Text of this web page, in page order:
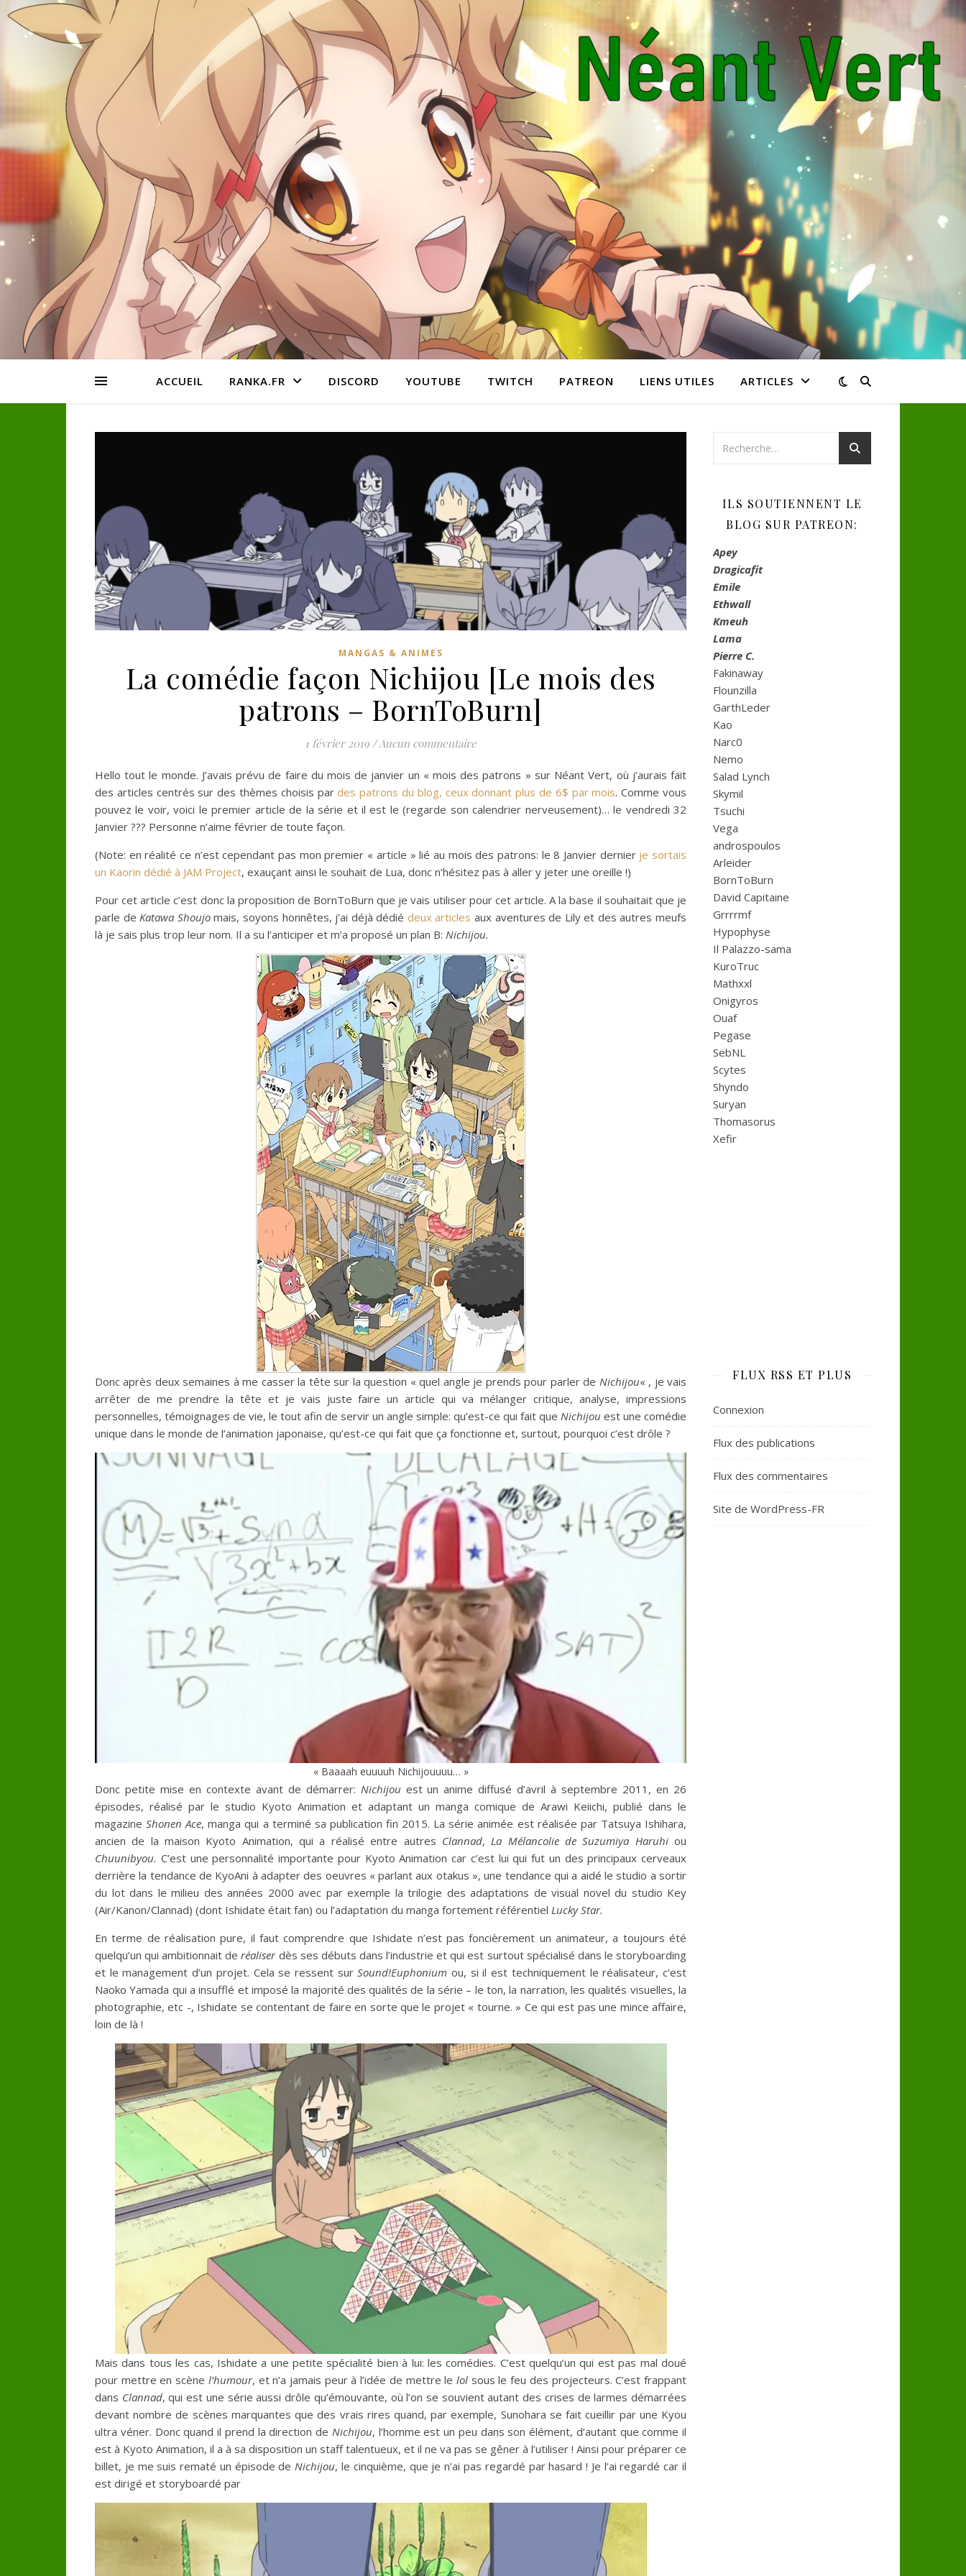
ACCUEIL RANKA.FR DISCORD YOUTUBE TWITCH PATREON LIENS UTILES ARTICLES
MANGAS & ANIMES
La comédie façon Nichijou [Le mois des
patrons – BornToBurn]
1 février 2019 / Aucun commentaire
Hello tout le monde. J’avais prévu de faire du mois de janvier un « mois des patrons » sur Néant Vert, où j’aurais fait
des articles centrés sur des thèmes choisis pardes patrons du blog, ceux donnant plus de 6$ par mois. Comme vous
pouvez le voir, voici le premier article de la série et il est le (regarde son calendrier nerveusement)… le vendredi 32
Janvier ??? Personne n’aime février de toute façon.
(Note: en réalité ce n’est cependant pas mon premier « article » lié au mois des patrons: le 8 Janvier dernier je sortais
un Kaorin dédié à JAM Project, exauçant ainsi le souhait de Lua, donc n’hésitez pas à aller y jeter une oreille !)
Pour cet article c’est donc la proposition de BornToBurn que je vais utiliser pour cet article. A la base il souhaitait que je
parle de Katawa Shoujomais, soyons honnêtes, j’ai déjà dédié deux articles aux aventures de Lily et des autres meufs
là je sais plus trop leur nom. Il a su l’anticiper et m’a proposé un plan B: Nichijou.
Donc après deux semaines à me casser la tête sur la question « quel angle je prends pour parler de Nichijou« , je vais
arrêter de me prendre la tête et je vais juste faire un article qui va mélanger critique, analyse, impressions
personnelles, témoignages de vie, le tout afin de servir un angle simple: qu’est-ce qui fait que Nichijou est une comédie
unique dans le monde de l’animation japonaise, qu’est-ce qui fait que ça fonctionne et, surtout, pourquoi c’est drôle ?
« Baaaah euuuuh Nichijouuuu… »
Donc petite mise en contexte avant de démarrer: Nichijou est un anime diffusé d’avril à septembre 2011, en 26
épisodes, réalisé par le studio Kyoto Animation et adaptant un manga comique de Arawi Keiichi, publié dans le
magazineShonen Ace, manga qui a terminé sa publication fin 2015. La série animée est réalisée par Tatsuya Ishihara,
ancien de la maison Kyoto Animation, qui a réalisé entre autres Clannad,La Mélancolie de Suzumiya Haruhiou
Chuunibyou. C’est une personnalité importante pour Kyoto Animation car c’est lui qui fut un des principaux cerveaux
derrière la tendance de KyoAni à adapter des oeuvres « parlant aux otakus », une tendance qui a aidé le studio a sortir
du lot dans le milieu des années 2000 avec par exemple la trilogie des adaptations de visual novel du studio Key
(Air/Kanon/Clannad) (dont Ishidate était fan) ou l’adaptation du manga fortement référentiel Lucky Star.
En terme de réalisation pure, il faut comprendre que Ishidate n’est pas foncièrement un animateur, a toujours été
quelqu’un qui ambitionnait deréaliserdès ses débuts dans l’industrie et qui est surtout spécialisé dans le storyboarding
et le management d’un projet. Cela se ressent surSound!Euphonium ou, si il est techniquement le réalisateur, c’est
Naoko Yamada qui a insufflé et imposé la majorité des qualités de la série – le ton, la narration, les qualités visuelles, la
photographie, etc -, Ishidate se contentant de faire en sorte que le projet « tourne. » Ce qui est pas une mince affaire,
loin de là !
Mais dans tous les cas, Ishidate a une petite spécialité bien à lui: les comédies. C’est quelqu’un qui est pas mal doué
pour mettre en scène l’humour, et n’a jamais peur à l’idée de mettre lelol sous le feu des projecteurs. C’est frappant
dans Clannad, qui est une série aussi drôle qu’émouvante, où l’on se souvient autant des crises de larmes démarrées
devant nombre de scènes marquantes que des vrais rires quand, par exemple, Sunohara se fait cueillir par une Kyou
ultra véner. Donc quand il prend la direction de Nichijou, l’homme est un peu dans son élément, d’autant que comme il
est à Kyoto Animation, il a à sa disposition un staff talentueux, et il ne va pas se gêner à l’utiliser ! Ainsi pour préparer ce
billet, je me suis rematé un épisode deNichijou, le cinquième, que je n’ai pas regardé par hasard ! Je l’ai regardé car il
est dirigé et storyboardé par
ILS SOUTIENNENT LE
BLOG SUR PATREON:
Apey
Dragicafit
Emile
Ethwall
Kmeuh
Lama
Pierre C.
Fakinaway
Flounzilla
GarthLeder
Kao
Narc0
Nemo
Salad Lynch
Skymil
Tsuchi
Vega
androspoulos
Arleider
BornToBurn
David Capitaine
Grrrrmf
Hypophyse
Il Palazzo-sama
KuroTruc
Mathxxl
Onigyros
Ouaf
Pegase
SebNL
Scytes
Shyndo
Suryan
Thomasorus
Xefir
FLUX RSS ET PLUS
Connexion
Flux des publications
Flux des commentaires
Site de WordPress-FR